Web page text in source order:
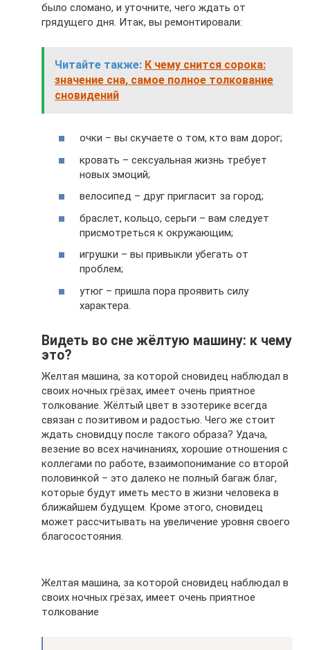
было сломано, и уточните, чего ждать от
грядущего дня. Итак, вы ремонтировали:
Читайте также: К чему снится сорока:
значение сна, самое полное толкование
сновидений
очки – вы скучаете о том, кто вам дорог;
кровать – сексуальная жизнь требует
новых эмоций;
велосипед – друг пригласит за город;
браслет, кольцо, серьги – вам следует
присмотреться к окружающим;
игрушки – вы привыкли убегать от
проблем;
утюг – пришла пора проявить силу
характера.
Видеть во сне жёлтую машину: к чему
это?
Желтая машина, за которой сновидец наблюдал в
своих ночных грёзах, имеет очень приятное
толкование. Жёлтый цвет в эзотерике всегда
связан с позитивом и радостью. Чего же стоит
ждать сновидцу после такого образа? Удача,
везение во всех начинаниях, хорошие отношения с
коллегами по работе, взаимопонимание со второй
половинкой – это далеко не полный багаж благ,
которые будут иметь место в жизни человека в
ближайшем будущем. Кроме этого, сновидец
может рассчитывать на увеличение уровня своего
благосостояния.
Желтая машина, за которой сновидец наблюдал в
своих ночных грёзах, имеет очень приятное
толкование